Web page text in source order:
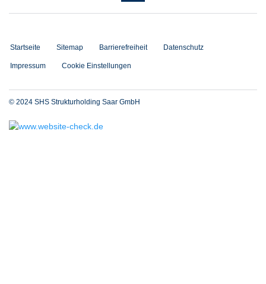
Startseite Sitemap Barrierefreiheit Datenschutz
Impressum Cookie Einstellungen
© 2024 SHS Strukturholding Saar GmbH